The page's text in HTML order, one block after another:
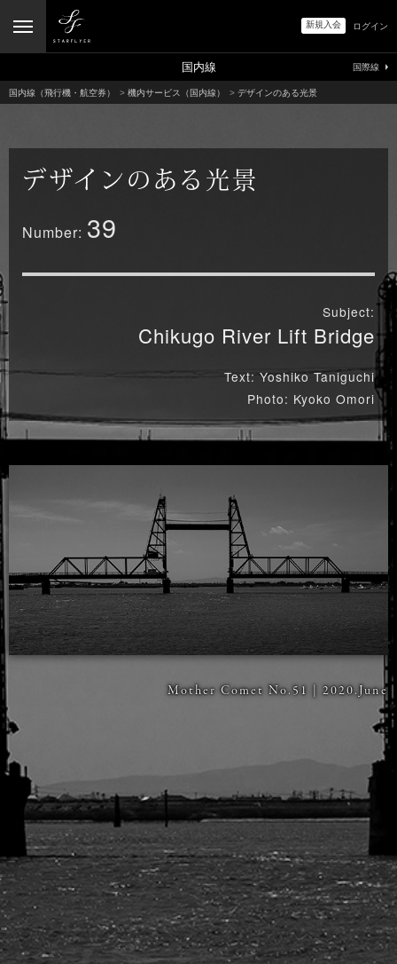
新規入会 ログイン
国内線（飛行機・航空券） > 機内サービス（国内線） > デザインのある光景
デザインのある光景
Number: 39
Subject:
Chikugo River Lift Bridge
Text: Yoshiko Taniguchi
Photo: Kyoko Omori
Mother Comet No.51 | 2020.June
国内線 国際線